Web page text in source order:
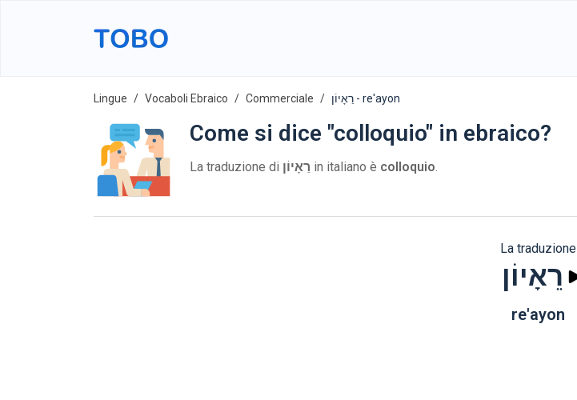
Lingue Vocaboli Ebraico Commerciale רֵאָיוֹן - re'ayon
Come si dice "colloquio" in ebraico?
La traduzione di רֵאָיוֹן in italiano è colloquio.
La traduzione
רֵאָיוֹן
re'ayon